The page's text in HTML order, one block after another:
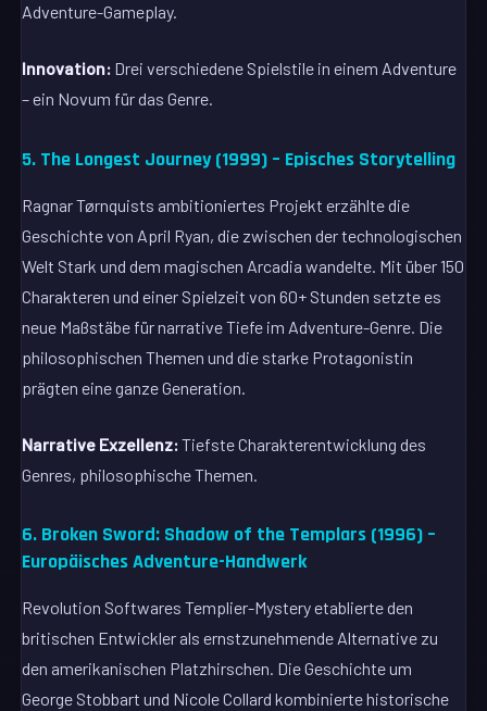
Adventure-Gameplay.
Innovation: Drei verschiedene Spielstile in einem Adventure
– ein Novum für das Genre.
5. The Longest Journey (1999) – Episches Storytelling
Ragnar Tørnquists ambitioniertes Projekt erzählte die
Geschichte von April Ryan, die zwischen der technologischen
Welt Stark und dem magischen Arcadia wandelte. Mit über 150
Charakteren und einer Spielzeit von 60+ Stunden setzte es
neue Maßstäbe für narrative Tiefe im Adventure-Genre. Die
philosophischen Themen und die starke Protagonistin
prägten eine ganze Generation.
Narrative Exzellenz:Tiefste Charakterentwicklung des
Genres, philosophische Themen.
6. Broken Sword: Shadow of the Templars (1996) –
Europäisches Adventure-Handwerk
Revolution Softwares Templier-Mystery etablierte den
britischen Entwickler als ernstzunehmende Alternative zu
den amerikanischen Platzhirschen. Die Geschichte um
George Stobbart und Nicole Collard kombinierte historische